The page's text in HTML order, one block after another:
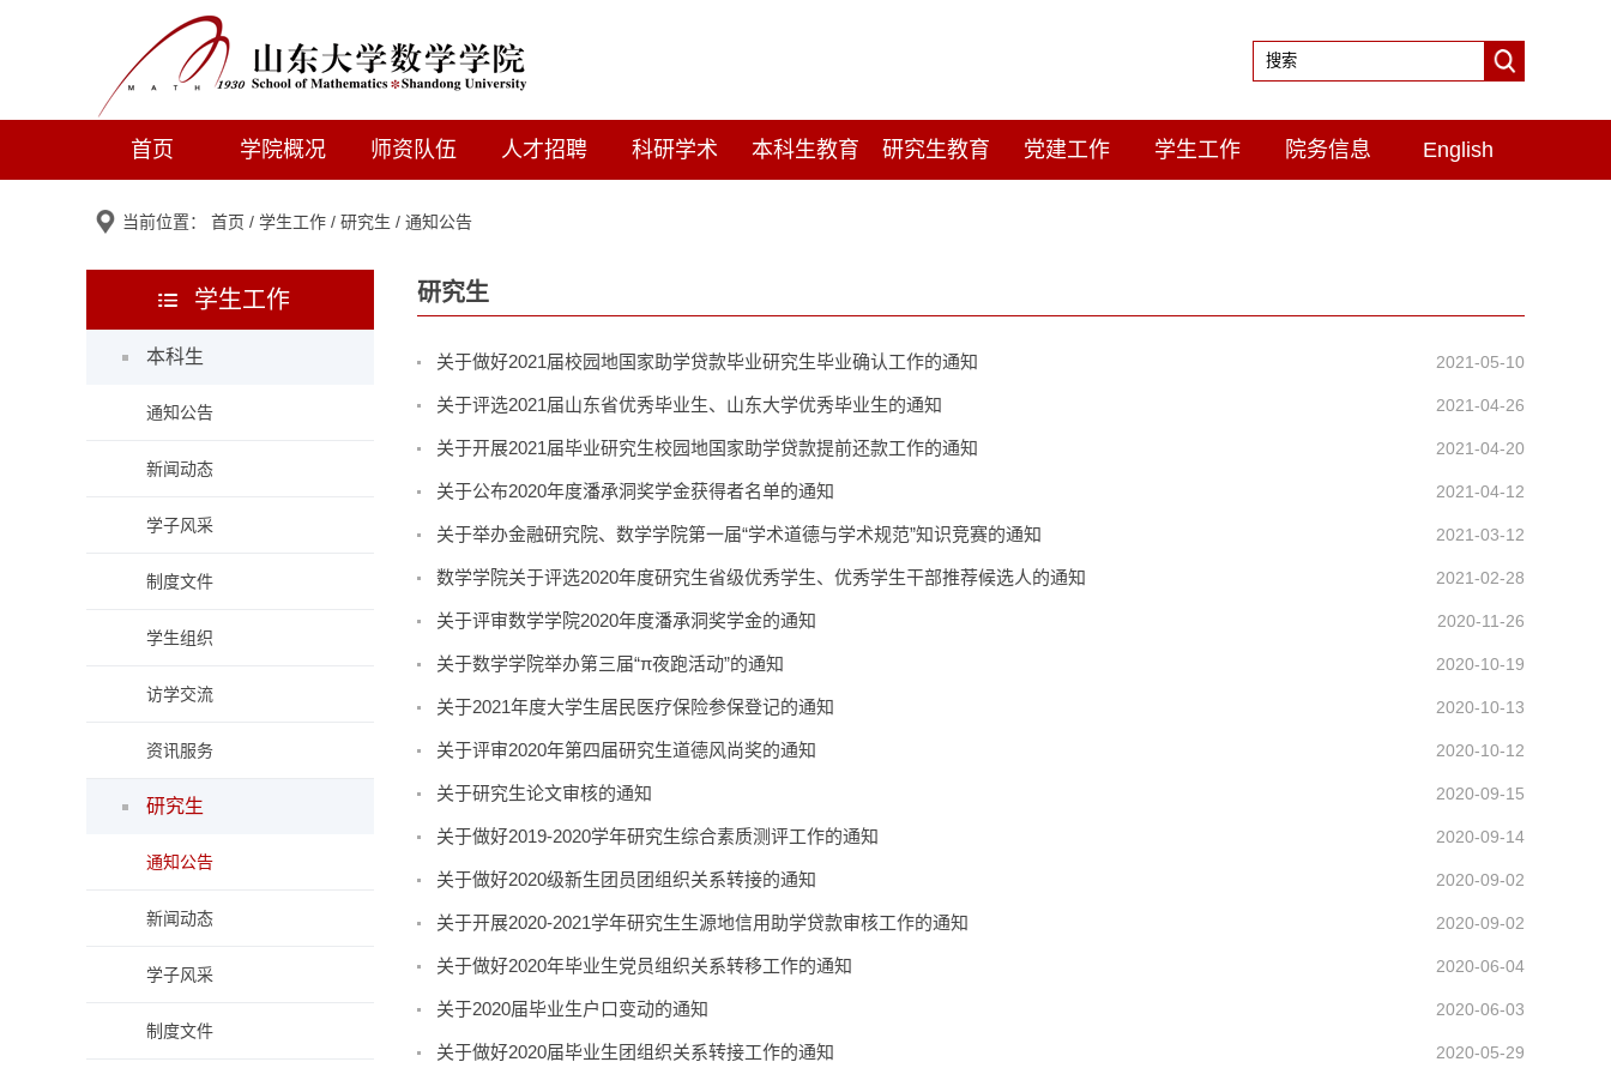
首页 学院概况 师资队伍 人才招聘 科研学术 本科生教育 研究生教育 党建工作 学生工作 院务信息 English
当前位置： 首页 / 学生工作 / 研究生 / 通知公告
学生工作
本科生
通知公告
新闻动态
学子风采
制度文件
学生组织
访学交流
资讯服务
研究生
通知公告
新闻动态
学子风采
制度文件
研究生
关于做好2021届校园地国家助学贷款毕业研究生毕业确认工作的通知 2021-05-10
关于评选2021届山东省优秀毕业生、山东大学优秀毕业生的通知 2021-04-26
关于开展2021届毕业研究生校园地国家助学贷款提前还款工作的通知 2021-04-20
关于公布2020年度潘承洞奖学金获得者名单的通知 2021-04-12
关于举办金融研究院、数学学院第一届“学术道德与学术规范”知识竞赛的通知 2021-03-12
数学学院关于评选2020年度研究生省级优秀学生、优秀学生干部推荐候选人的通知 2021-02-28
关于评审数学学院2020年度潘承洞奖学金的通知 2020-11-26
关于数学学院举办第三届“π夜跑活动”的通知 2020-10-19
关于2021年度大学生居民医疗保险参保登记的通知 2020-10-13
关于评审2020年第四届研究生道德风尚奖的通知 2020-10-12
关于研究生论文审核的通知 2020-09-15
关于做好2019-2020学年研究生综合素质测评工作的通知 2020-09-14
关于做好2020级新生团员团组织关系转接的通知 2020-09-02
关于开展2020-2021学年研究生生源地信用助学贷款审核工作的通知 2020-09-02
关于做好2020年毕业生党员组织关系转移工作的通知 2020-06-04
关于2020届毕业生户口变动的通知 2020-06-03
关于做好2020届毕业生团组织关系转接工作的通知 2020-05-29